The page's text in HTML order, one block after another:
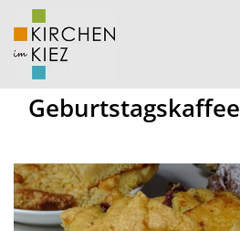
Geburtstagskaffee